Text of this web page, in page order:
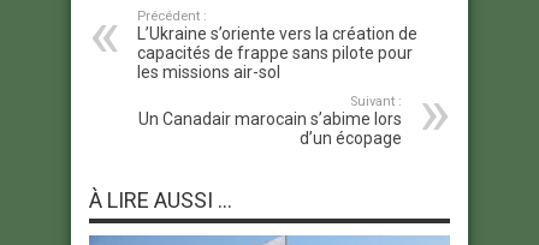
Précédent :
L’Ukraine s’oriente vers la création de
capacités de frappe sans pilote pour
les missions air-sol
Suivant :
Un Canadair marocain s’abime lors
d’un écopage
À LIRE AUSSI ...